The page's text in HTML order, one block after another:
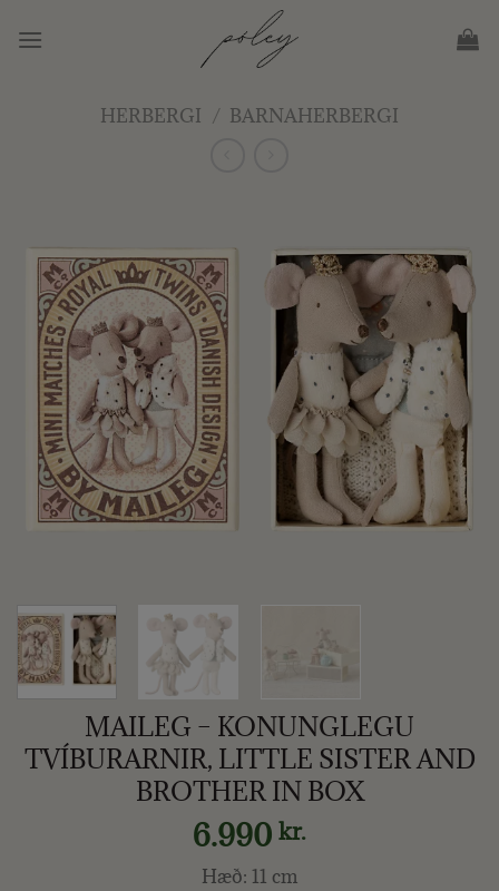
HERBERGI / BARNAHERBERGI
MAILEG – KONUNGLEGU
TVÍBURARNIR, LITTLE SISTER AND
BROTHER IN BOX
6.990 kr.
Hæð: 11 cm